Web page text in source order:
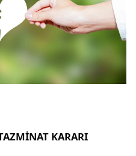
KARARI